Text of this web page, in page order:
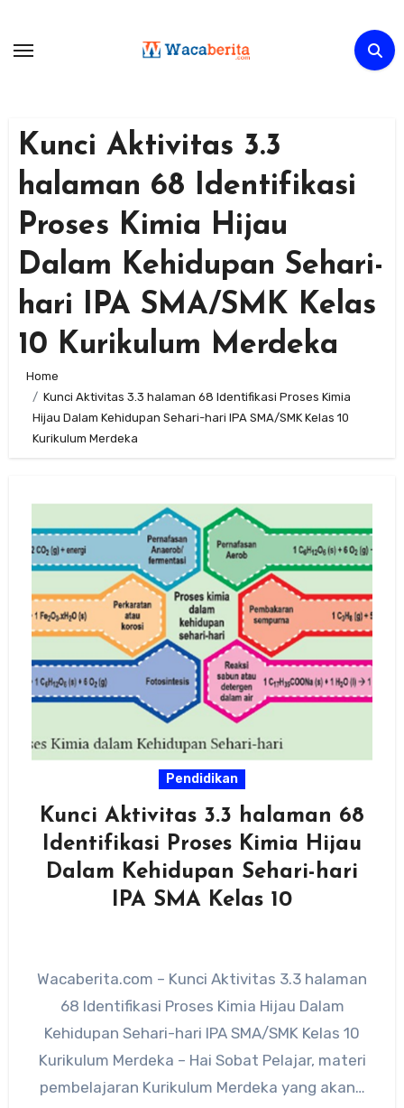
content
Kunci Aktivitas 3.3
halaman 68 Identifikasi
Proses Kimia Hijau
Dalam Kehidupan Sehari-
hari IPA SMA/SMK Kelas
10 Kurikulum Merdeka
Home
Kunci Aktivitas 3.3 halaman 68 Identifikasi Proses Kimia
Hijau Dalam Kehidupan Sehari-hari IPA SMA/SMK Kelas 10
Kurikulum Merdeka
Pendidikan
Kunci Aktivitas 3.3 halaman 68
Identifikasi Proses Kimia Hijau
Dalam Kehidupan Sehari-hari
IPA SMA Kelas 10
Wacaberita.com – Kunci Aktivitas 3.3 halaman
68 Identifikasi Proses Kimia Hijau Dalam
Kehidupan Sehari-hari IPA SMA/SMK Kelas 10
Kurikulum Merdeka – Hai Sobat Pelajar, materi
pembelajaran Kurikulum Merdeka yang akan…